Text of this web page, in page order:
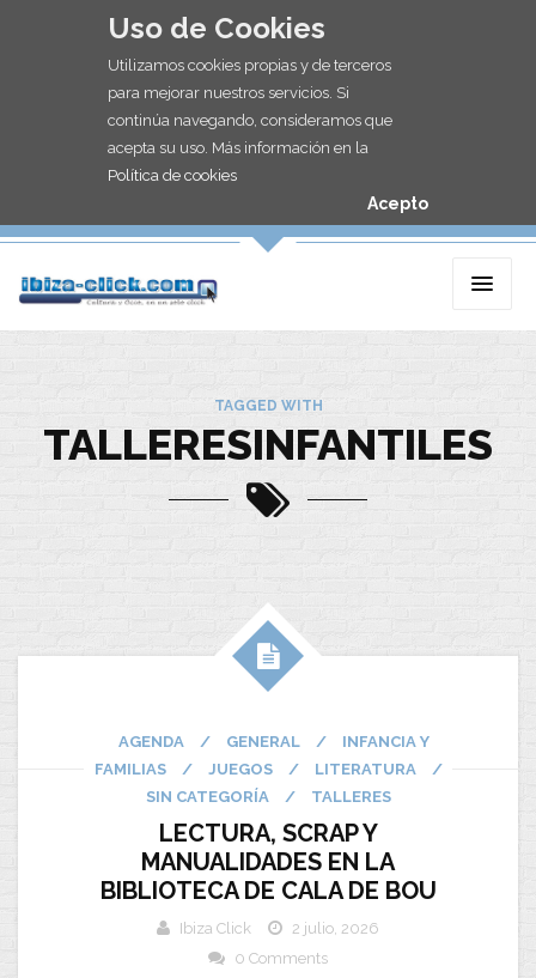
Uso de Cookies
Utilizamos cookies propias y de terceros
para mejorar nuestros servicios. Si
continúa navegando, consideramos que
acepta su uso. Más información en la
Política de cookies
Acepto
TAGGED WITH
TALLERESINFANTILES
AGENDA / GENERAL /
INFANCIA Y
FAMILIAS
/ JUEGOS / LITERATURA
/
SIN CATEGORÍA
/ TALLERES
LECTURA, SCRAP Y
MANUALIDADES EN LA
BIBLIOTECA DE CALA DE BOU
Ibiza Click
2 julio, 2026
0 Comments